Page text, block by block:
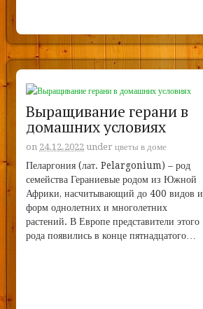
Выращивание герани в
домашних условиях
on 24.12.2022 underцветы в доме
Пеларгония (лат. Pelargonium) – род
семейства Гераниевые родом из Южной
Африки, насчитывающий до 400 видов и
форм однолетних и многолетних
растений. В Европе представители этого
рода появились в конце пятнадцатого…